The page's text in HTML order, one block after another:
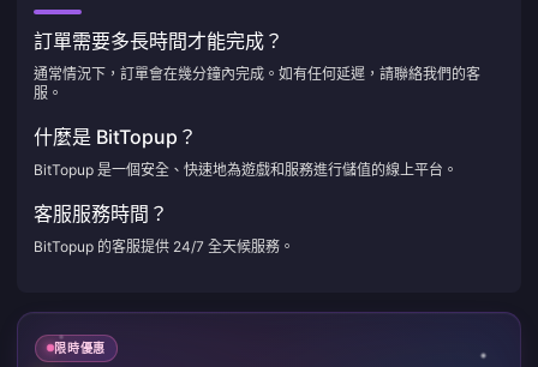
訂單需要多長時間才能完成？
通常情況下，訂單會在幾分鐘內完成。如有任何延遲，請聯絡我們的客
服。
什麼是 BitTopup？
BitTopup 是一個安全、快速地為遊戲和服務進行儲值的線上平台。
客服服務時間？
BitTopup 的客服提供 24/7 全天候服務。
限時優惠